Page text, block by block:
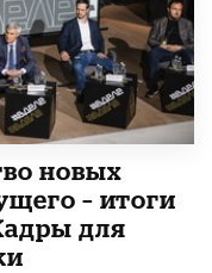
новых
– итоги
для